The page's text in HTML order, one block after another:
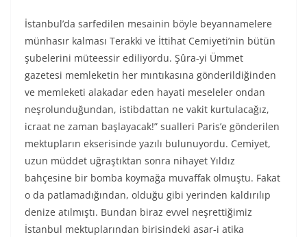
İstanbul’da sarfedilen mesainin böyle beyannamelere
münhasır kalması Terakki ve İttihat Cemiyeti’nin bütün
şubelerini müteessir ediliyordu. Şûra-yi Ümmet
gazetesi memleketin her mıntıkasına gönderildiğinden
ve memleketi alakadar eden hayati meseleler ondan
neşrolunduğundan, istibdattan ne vakit kurtulacağız,
icraat ne zaman başlayacak!” sualleri Paris’e gönderilen
mektupların ekserisinde yazılı bulunuyordu. Cemiyet,
uzun müddet uğraştıktan sonra nihayet Yıldız
bahçesine bir bomba koymağa muvaffak olmuştu. Fakat
o da patlamadığından, olduğu gibi yerinden kaldırılıp
denize atılmıştı. Bundan biraz evvel neşrettiğimiz
İstanbul mektuplarından birisindeki asar-i atika